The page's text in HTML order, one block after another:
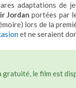
rares adaptations
Jordan portées par
lors de la
et ne seraient
gratuité, le film est